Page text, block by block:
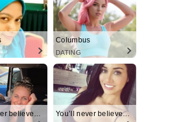
Columbus
DATING
You’ll never believe why I moved to… Columbus You’ll never believe why I moved to… Columbus